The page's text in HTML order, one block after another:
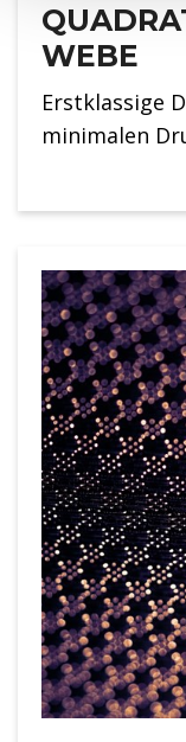
WEBE
Erstklassige
minimalen